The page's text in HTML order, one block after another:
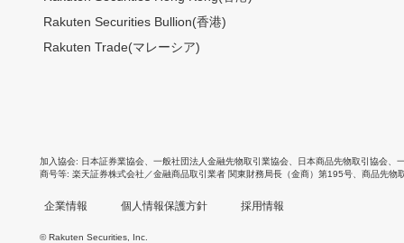
Rakuten Securities Bullion(香港)
Rakuten Trade(マレーシア)
加入協会 日本証券業協会 一般社団法人金融先物取引業協会 日本商品先物取引協会
商号等 楽天証券株式会社／金融商品取引業者 関東財務局長（金商）第195号、商品先物
企業情報 個人情報保護方針 採用情報
© Rakuten Securities, Inc.